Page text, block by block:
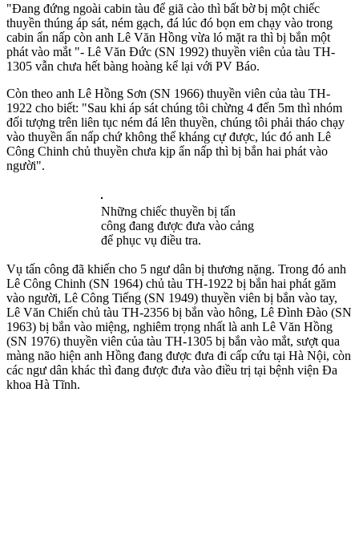
"Đang đứng ngoài cabin tàu để giã cào thì bất bờ bị một chiếc
thuyền thúng áp sát, ném gạch, đá lúc đó bọn em chạy vào trong
cabin ẩn nấp còn anh Lê Văn Hồng vừa ló mặt ra thì bị bắn một
phát vào mắt "- Lê Văn Đức (SN 1992) thuyền viên của tàu TH-
1305 vẫn chưa hết bàng hoàng kể lại với PV Báo.
Còn theo anh Lê Hồng Sơn (SN 1966) thuyền viên của tàu TH-
1922 cho biết: "Sau khi áp sát chúng tôi chừng 4 đến 5m thì nhóm
đối tượng trên liên tục ném đá lên thuyền, chúng tôi phải tháo chạy
vào thuyền ẩn nấp chứ không thể kháng cự được, lúc đó anh Lê
Công Chinh chủ thuyền chưa kịp ẩn nấp thì bị bắn hai phát vào
người".
Những chiếc thuyền bị tấn
công đang được đưa vào cảng
để phục vụ điều tra.
Vụ tấn công đã khiến cho 5 ngư dân bị thương nặng. Trong đó anh
Lê Công Chinh (SN 1964) chủ tàu TH-1922 bị bắn hai phát găm
vào người, Lê Công Tiếng (SN 1949) thuyền viên bị bắn vào tay,
Lê Văn Chiến chủ tàu TH-2356 bị bắn vào hông, Lê Đình Đào (SN
1963) bị bắn vào miệng, nghiêm trọng nhất là anh Lê Văn Hồng
(SN 1976) thuyền viên của tàu TH-1305 bị bắn vào mắt, sượt qua
màng não hiện anh Hồng đang được đưa đi cấp cứu tại Hà Nội, còn
các ngư dân khác thì đang được đưa vào điều trị tại bệnh viện Đa
khoa Hà Tĩnh.